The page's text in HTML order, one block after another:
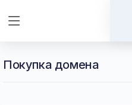
Покупка домена